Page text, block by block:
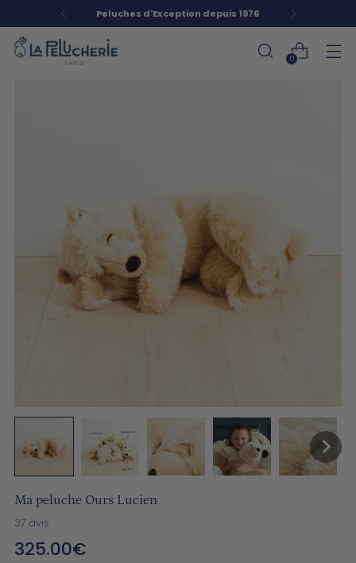
Nos peluches sont garanties à vie
0
Ma peluche Ours Lucien
37 avis
Prix
325.00€